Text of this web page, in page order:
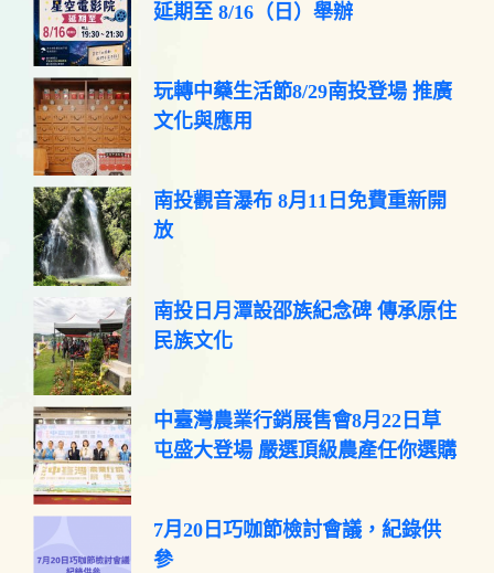
延期至 8/16（日）舉辦
玩轉中藥生活節8/29南投登場 推廣
文化與應用
南投觀音瀑布 8月11日免費重新開
放
南投日月潭設邵族紀念碑 傳承原住
民族文化
中臺灣農業行銷展售會8月22日草
屯盛大登場 嚴選頂級農產任你選購
7月20日巧咖節檢討會議，紀錄供
參